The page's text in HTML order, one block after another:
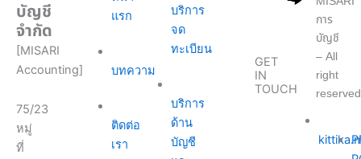
บัญชี
จำกัด
[MISARI
Accounting]
75/23
หมู่
ที่
แรก
บทความ
ติดต่อ
เรา
บริการ
จด
ทะเบียน
บริการ
ด้าน
บัญชี
GET
IN
TOUCH
การ
บัญชี
– All
right